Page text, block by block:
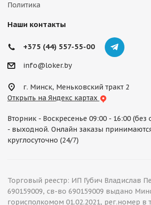
Политика
Наши контакты
+375 (44) 557-55-00
info@loker.by
г. Минск, Меньковский тракт 2
Открыть на Яндекс картах
Вторник - Воскресенье 09:00 - 16:00
- выходной. Онлайн заказы
круглосуточно (24/7)
Торговый реестр: ИП Губич Владислав
690159009, св-во 690159009 выдано
горисполкомом 01.02.2021, рег.номер в